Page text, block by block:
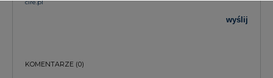
cire.pl
wyślij
KOMENTARZE (0)